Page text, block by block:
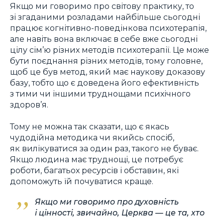
Якщо ми говоримо про світову практику, то
зі згаданими розладами найбільше сьогодні
працює когнітивно-поведінкова психотерапія,
але навіть вона включає в себе вже сьогодні
цілу сім’ю різних методів психотерапії. Це може
бути поєднання різних методів, тому головне,
щоб це був метод, який має наукову доказову
базу, тобто що є доведена його ефективність
з тими чи іншими труднощами психічного
здоров’я.
Тому не можна так сказати, що є якась
чудодійна методика чи якийсь спосіб,
як вилікуватися за один раз, такого не буває.
Якщо людина має труднощі, це потребує
роботи, багатьох ресурсів і обставин, які
допоможуть їй почуватися краще.
Якщо ми говоримо про духовність
і цінності, звичайно, Церква — це та, хто